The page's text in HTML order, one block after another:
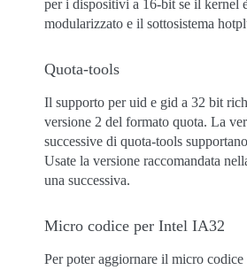
per i dispositivi a 16-bit se il kernel
modularizzato e il sottosistema
Quota-tools
Il supporto per uid e gid a 32 bit
versione 2 del formato quota. La
successive di quota-tools
Usate la versione raccomandata
una successiva.
Micro codice per Intel IA32
Per poter aggiornare il micro